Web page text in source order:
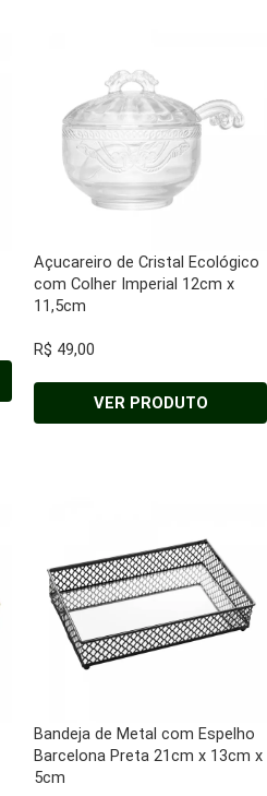
Açucareiro de Cristal Ecológico
com Colher Imperial 12cm x
11,5cm
R$ 49,00
VER PRODUTO
Bandeja de Metal com Espelho
Barcelona Preta 21cm x 13cm x
5cm